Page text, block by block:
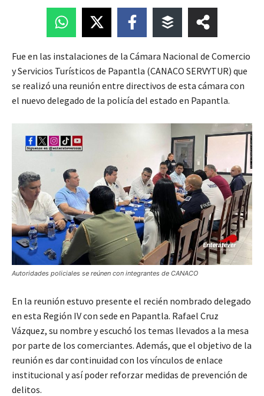
Fue en las instalaciones de la Cámara Nacional de Comercio
y Servicios Turísticos de Papantla (CANACO SERVYTUR) que
se realizó una reunión entre directivos de esta cámara con
el nuevo delegado de la policía del estado en Papantla.
Autoridades policiales se reúnen con integrantes de CANACO
En la reunión estuvo presente el recién nombrado delegado
en esta Región IV con sede en Papantla. Rafael Cruz
Vázquez, su nombre y escuchó los temas llevados a la mesa
por parte de los comerciantes. Además, que el objetivo de la
reunión es dar continuidad con los vínculos de enlace
institucional y así poder reforzar medidas de prevención de
delitos.